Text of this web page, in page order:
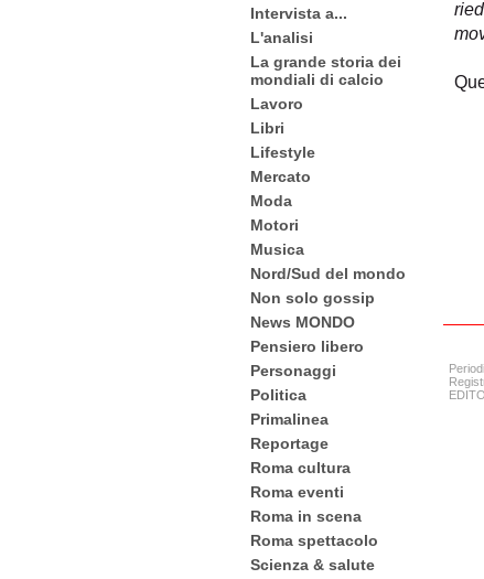
Intervista a...
L'analisi
La grande storia dei
mondiali di calcio
Lavoro
Libri
Lifestyle
Mercato
Moda
Motori
Musica
Nord/Sud del mondo
Non solo gossip
News MONDO
Pensiero libero
Personaggi
Politica
Primalinea
Reportage
Roma cultura
Roma eventi
Roma in scena
Roma spettacolo
Scienza & salute